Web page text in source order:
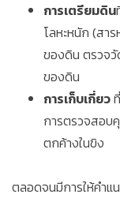
การเตรียมดิน
โลหะหนัก (สา
ของดิน ตรวจวั
ของดิน
การเก็บเกี่ยว
การตรวจสอ
ตกค้างในขิง
ตลอดจนมีการให้คำแ